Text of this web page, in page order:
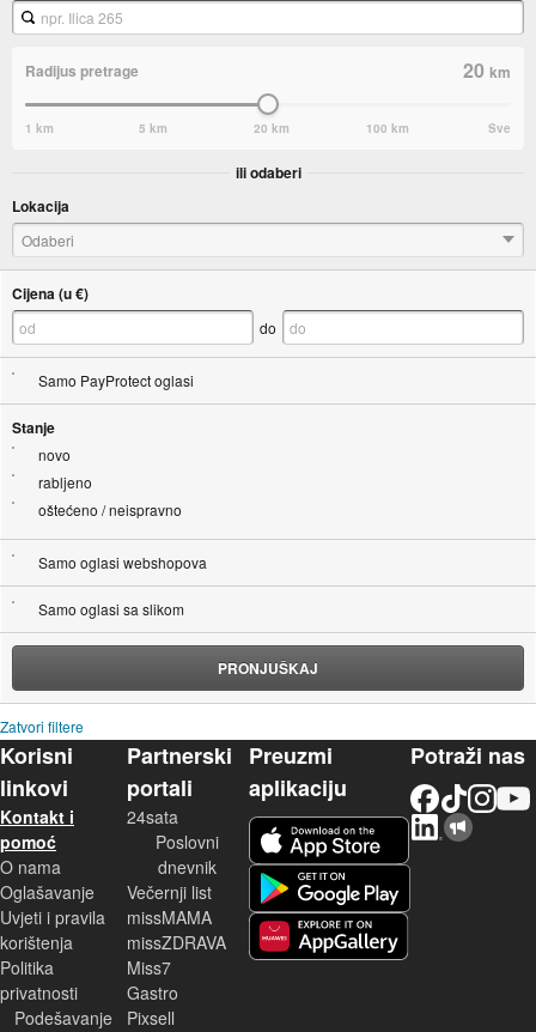
Radijus pretrage 20km
1 km 5 km 20 km 100 km Sve
ili odaberi
Lokacija
Odaberi
Cijena (u €)
do
Samo PayProtect oglasi
Stanje
novo
rabljeno
oštećeno / neispravno
Samo oglasi webshopova
Samo oglasi sa slikom
PRONJUŠKAJ
Zatvori filtere
Korisni
linkovi
Kontakt i
pomoć
O nama
Oglašavanje
Uvjeti i pravila
korištenja
Politika
privatnosti
Podešavanje
Partnerski
portali
24sata
Poslovni
dnevnik
Večernji list
missMAMA
missZDRAVA
Miss7
Gastro
Pixsell
Preuzmi
aplikaciju
Potraži nas